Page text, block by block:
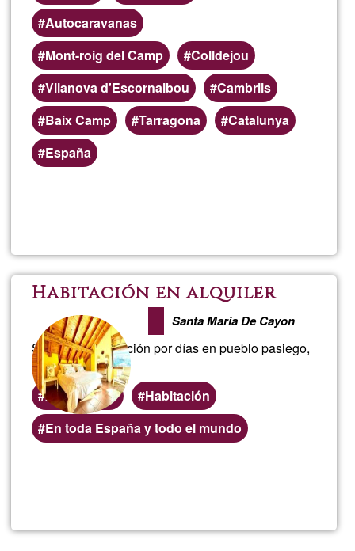
Autocaravanas
Mont-roig del Camp
Colldejou
Vilanova d'Escornalbou
Cambrils
Baix Camp
Tarragona
Catalunya
España
Habitación en alquiler
Santa Maria De Cayon
Se alquila habitación por días en pueblo pasiego,
casa bonita
Alojamiento
Habitación
Zones
(geogràfiques)
En toda España y todo el mundo